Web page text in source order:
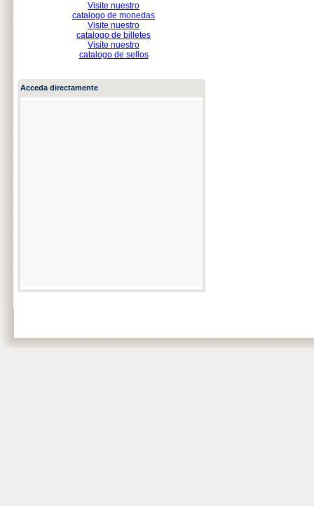
Visite nuestro
catalogo de monedas
Visite nuestro
catalogo de billetes
Visite nuestro
catalogo de sellos
Acceda directamente